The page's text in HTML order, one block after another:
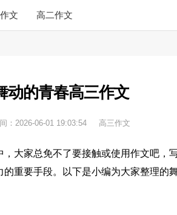
文 高二作文
动的青春高三作文
： 2026-06-01 19:03:54 高三作文
大家总免不了要接触或使用作文吧，
重要手段。以下是小编为大家整理的